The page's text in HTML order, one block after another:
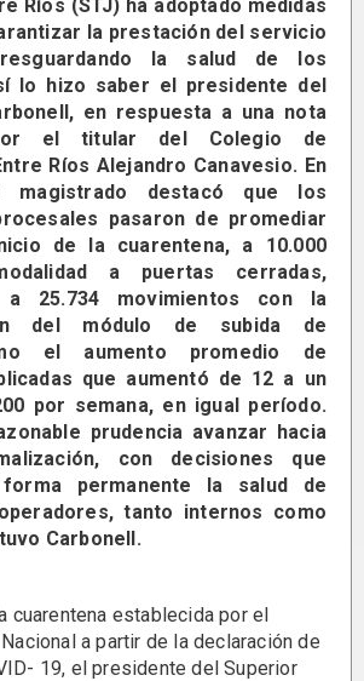
Ríos (STJ) ha adoptado medidas
la prestación del servicio
la salud de los
lo hizo saber el presidente del
en respuesta a una nota
el titular del Colegio de
Ríos Alejandro Canavesio. En
destacó que los
pasaron de promediar
de la cuarentena, a 10.000
a puertas cerradas,
a 25.734 movimientos con la
del módulo de subida de
el aumento promedio de
que aumentó de 12 a un
por semana, en igual período.
prudencia avanzar hacia
con decisiones que
permanente la salud de
tanto internos como
Carbonell.
cuarentena establecida por el
a partir de la declaración de
19, el presidente del Superior